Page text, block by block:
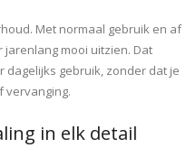
Met normaal gebruik en af
mooi uitzien. Dat
dagelijks gebruik, zonder dat je
vervanging.
in elk detail